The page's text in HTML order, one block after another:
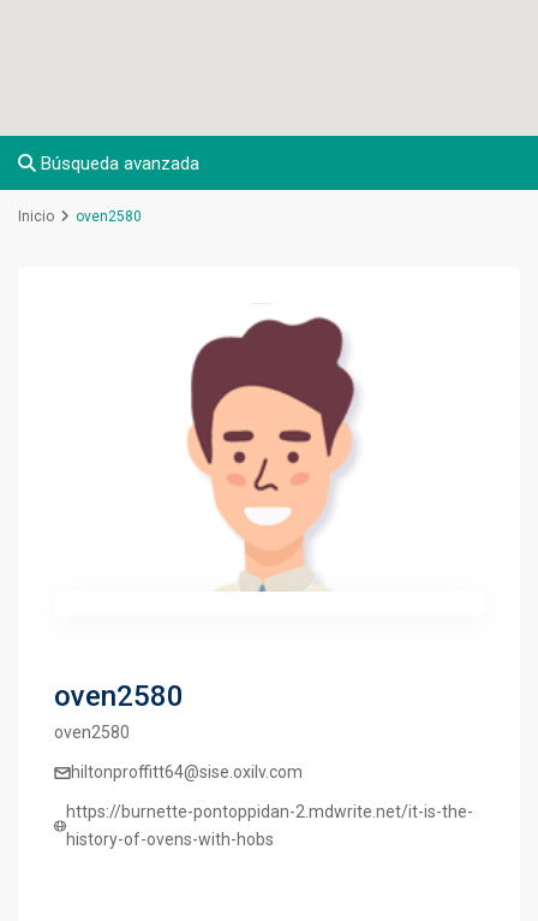
Búsqueda avanzada
Inicio oven2580
oven2580
oven2580
hiltonproffitt64@sise.oxilv.com
https://burnette-pontoppidan-2.mdwrite.net/it-is-the-
history-of-ovens-with-hobs